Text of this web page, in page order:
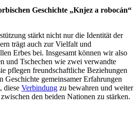
Geschichte „Knjez a robocán“
stärkt nicht nur die Identität der
trägt auch zur Vielfalt und
Erbes bei. Insgesamt können wir also
und Tschechen wie zwei verwandte
pflegen freundschaftliche Beziehungen
Geschichte gemeinsamer Erfahrungen
diese Verbindung zu bewahren und weiter
den beiden Nationen zu stärken.